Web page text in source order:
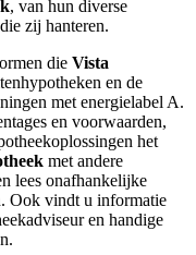
, van hun diverse
zij hanteren.
die Vista
en de
met energielabel A.
en voorwaarden,
het
met andere
lees onafhankelijke
Ook vindt u informatie
en handige